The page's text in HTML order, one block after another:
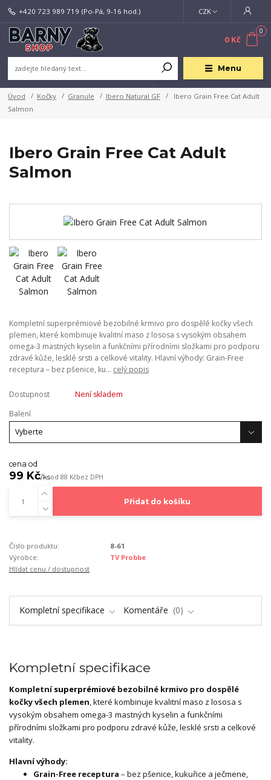
Menu
CZK
+420 723 989 719 (Po-Pá, 9-16 hod.)
0
0 Kč
Úvod Kočky Granule Ibero Natural GF
Ibero Grain Free Cat Adult
Salmon
Ibero Grain Free Cat Adult
Salmon
Kompletní superprémiové bezobilné krmivo pro dospělé kočky všech
plemen, které kombinuje kvalitní maso z lososa s vysokým obsahem
omega-3 mastných kyselin a funkčními přírodními složkami pro podporu
zdravé kůže, lesklé srsti a celkové vitality. Hlavní výhody: Grain-Free
receptura – bez pšenice, ku... celý popis
Dostupnost
Není skladem
Balení
cena od
99 Kč/ksod 88 Kčbez DPH
Přidat do košíku
Číslo produktu:
8-61
Výrobce:
TV Probbe
Hlídat cenu / dostupnost
Kompletní specifikace Komentáře 0
Kompletní specifikace
Kompletnísuperprémiové bezobilné krmivo pro dospělé
kočky všech plemen, které kombinuje kvalitní maso z lososa s
vysokým obsahem omega-3 mastných kyselin a funkčními
přírodními složkami pro podporu zdravé kůže, lesklé srsti a celkové
vitality.
Hlavní výhody:
Grain-Free receptura – bez pšenice, kukuřice a ječmene,